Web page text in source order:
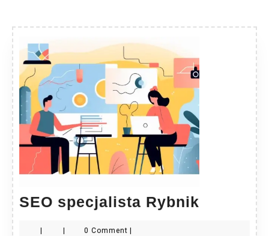
SEO specjalista Rybnik
0 Comment